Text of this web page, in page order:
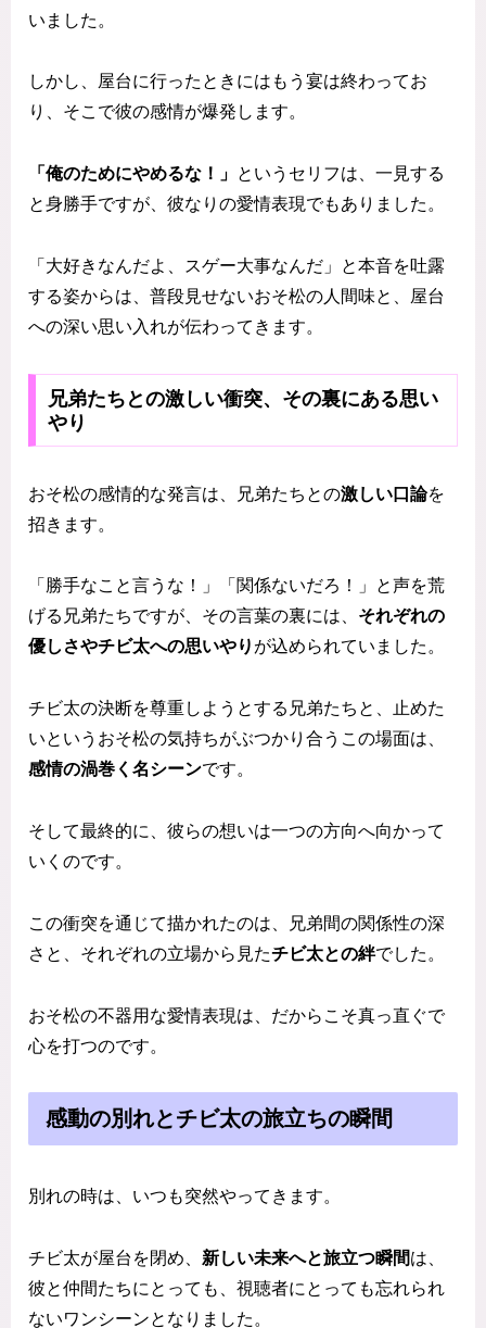
いました。
しかし、屋台に行ったときにはもう宴は終わってお
り、そこで彼の感情が爆発します。
「俺のためにやめるな！」 というセリフは、一見する
と身勝手ですが、彼なりの愛情表現でもありました。
「大好きなんだよ、スゲー大事なんだ」と本音を吐露
する姿からは、普段見せないおそ松の人間味と、屋台
への深い思い入れが伝わってきます。
兄弟たちとの激しい衝突、その裏にある思い
やり
おそ松の感情的な発言は、兄弟たちとの激しい口論を
招きます。
「勝手なこと言うな！」「関係ないだろ！」と声を荒
げる兄弟たちですが、その言葉の裏には、 それぞれの
優しさやチビ太への思いやり が込められていました。
チビ太の決断を尊重しようとする兄弟たちと、止めた
いというおそ松の気持ちがぶつかり合うこの場面は、
感情の渦巻く名シーンです。
そして最終的に、彼らの想いは一つの方向へ向かって
いくのです。
この衝突を通じて描かれたのは、兄弟間の関係性の深
さと、それぞれの立場から見たチビ太との絆でした。
おそ松の不器用な愛情表現は、だからこそ真っ直ぐで
心を打つのです。
感動の別れとチビ太の旅立ちの瞬間
別れの時は、いつも突然やってきます。
チビ太が屋台を閉め、 新しい未来へと旅立つ瞬間は、
彼と仲間たちにとっても、視聴者にとっても忘れられ
ないワンシーンとなりました。